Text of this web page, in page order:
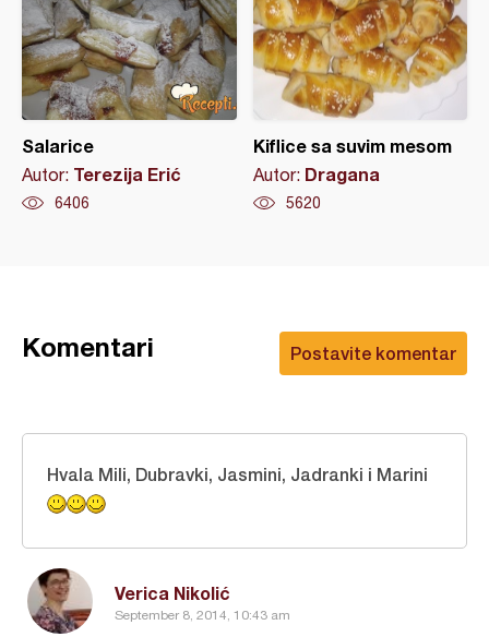
Salarice
Autor: Terezija Erić
6406
Kiflice sa suvim mesom
Autor: Dragana
5620
Postavite komentar
Komentari
Verica Nikolić
September 8, 2014, 10:43 am
Hvala Mili, Dubravki, Jasmini, Jadranki i Marini